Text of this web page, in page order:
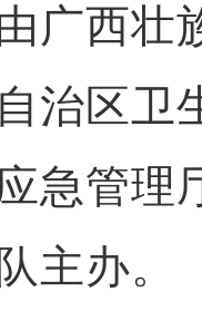
西壮
治区卫
急管理
主办。